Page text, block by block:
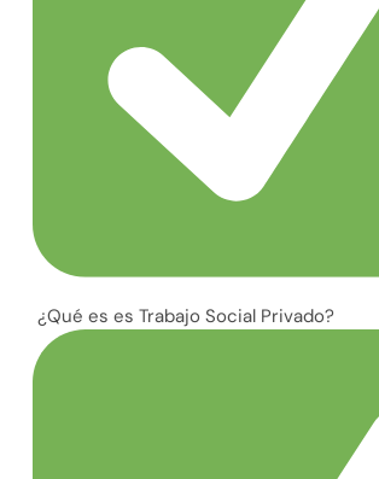
¿Qué es es Trabajo Social Privado?